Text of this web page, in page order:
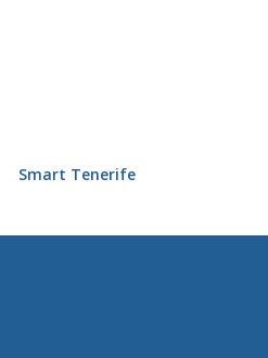
Smart Tenerife